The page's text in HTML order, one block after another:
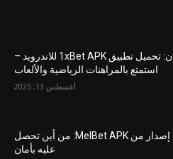
عنوان: تحميل تطبيق 1xBet APK للاندرويد –
استمتع بالمراهنات الرياضية والألعاب
أغسطس 13, 2025
أحدث إصدار من MelBet APK: من أين تحصل
عليه بأمان